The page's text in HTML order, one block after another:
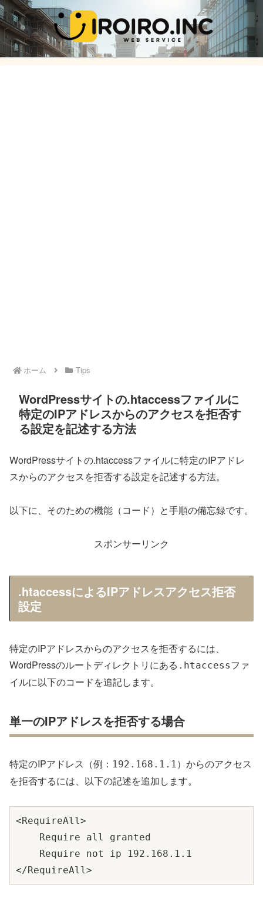
ホーム Tips
WordPressサイトの.htaccessファイルに
特定のIPアドレスからのアクセスを拒否す
る設定を記述する方法
WordPressサイトの.htaccessファイルに特定のIPアドレ
スからのアクセスを拒否する設定を記述する方法。
以下に、そのための機能（コード）と手順の備忘録です。
スポンサーリンク
.htaccessによるIPアドレスアクセス拒否
設定
特定のIPアドレスからのアクセスを拒否するには、
WordPressのルートディレクトリにある .htaccessファ
イルに以下のコードを追記します。
単一のIPアドレスを拒否する場合
特定のIPアドレス（例： 192.168.1.1）からのアクセス
を拒否するには、以下の記述を追加します。
<RequireAll>
    Require all granted
    Require not ip 192.168.1.1